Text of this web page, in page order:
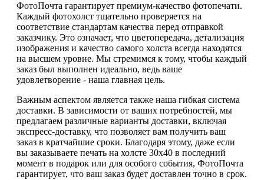
ФотоПочта гарантирует премиум-качество фотопечати.
Каждый фотохолст тщательно проверяется на
соответствие стандартам качества перед отправкой
заказчику. Это означает, что цветопередача, детализация
изображения и качество самого холста всегда находятся
на высшем уровне. Мы стремимся к тому, чтобы каждый
заказ был выполнен идеально, ведь ваше
удовлетворение - наша главная цель.
Важным аспектом является также наша гибкая система
доставки. В зависимости от ваших потребностей, мы
предлагаем различные варианты доставки, включая
экспресс-доставку, что позволяет вам получить ваш
заказ в кратчайшие сроки. Благодаря этому, даже если
вы заказываете печать на холсте 30х40 в последний
момент в подарок или для особого события, ФотоПочта
гарантирует, что ваш заказ будет доставлен точно в срок.